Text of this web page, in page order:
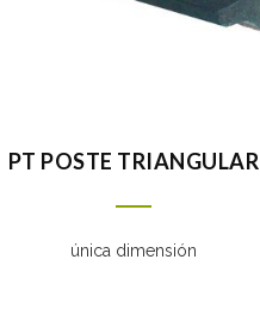
PT POSTE TRIANGULAR
única dimensión